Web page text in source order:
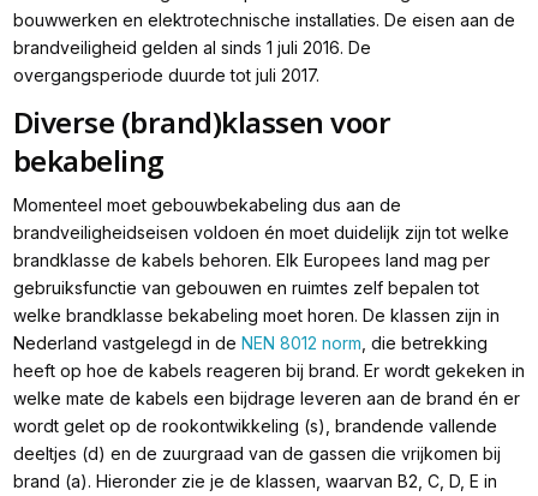
bouwwerken en elektrotechnische installaties. De eisen aan de
brandveiligheid gelden al sinds 1 juli 2016. De
overgangsperiode duurde tot juli 2017.
Diverse (brand)klassen voor
bekabeling
Momenteel moet gebouwbekabeling dus aan de
brandveiligheidseisen voldoen én moet duidelijk zijn tot welke
brandklasse de kabels behoren. Elk Europees land mag per
gebruiksfunctie van gebouwen en ruimtes zelf bepalen tot
welke brandklasse bekabeling moet horen. De klassen zijn in
Nederland vastgelegd in de NEN 8012 norm , die betrekking
heeft op hoe de kabels reageren bij brand. Er wordt gekeken in
welke mate de kabels een bijdrage leveren aan de brand én er
wordt gelet op de rookontwikkeling (s), brandende vallende
deeltjes (d) en de zuurgraad van de gassen die vrijkomen bij
brand (a). Hieronder zie je de klassen, waarvan B2, C, D, E in